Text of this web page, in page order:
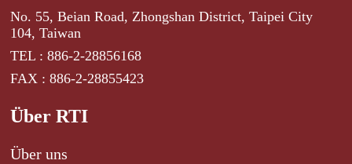
No. 55, Beian Road, Zhongshan District, Taipei City
104, Taiwan
TEL : 886-2-28856168
FAX : 886-2-28855423
Über RTI
Über uns